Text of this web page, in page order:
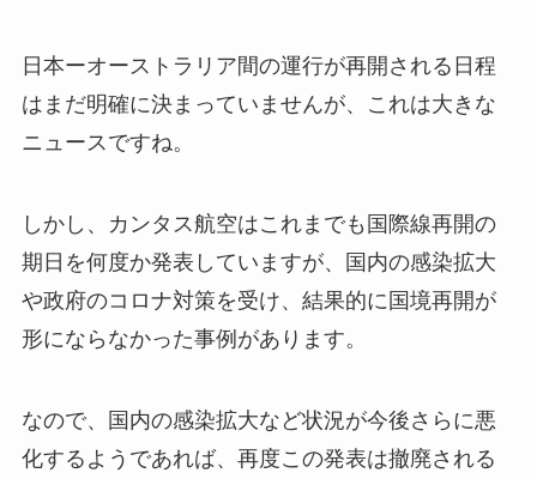
日本ーオーストラリア間の運行が再開される日程
はまだ明確に決まっていませんが、これは大きな
ニュースですね。
しかし、カンタス航空はこれまでも国際線再開の
期日を何度か発表していますが、国内の感染拡大
や政府のコロナ対策を受け、結果的に国境再開が
形にならなかった事例があります。
なので、国内の感染拡大など状況が今後さらに悪
化するようであれば、再度この発表は撤廃される